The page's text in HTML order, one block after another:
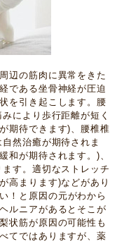
辺の筋肉に異常をきた
である坐骨神経が圧迫
を引き起こします。腰
により歩行距離が短く
期待できます)、腰椎椎
然治癒が期待されま
和が期待されます。)、
す。適切なストレッチ
高まります)などがあり
！と原因の元がわから
ルニアがあるとそこが
状筋が原因の可能性も
てではありますが、薬